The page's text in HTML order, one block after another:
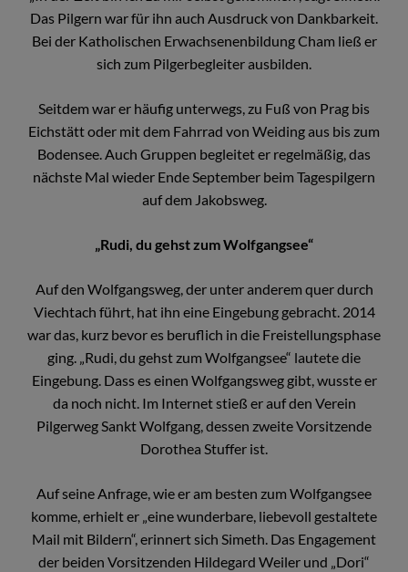
Das Pilgern war für ihn auch Ausdruck von Dankbarkeit.
Bei der Katholischen Erwachsenenbildung Cham ließ er
sich zum Pilgerbegleiter ausbilden.
Seitdem war er häufig unterwegs, zu Fuß von Prag bis
Eichstätt oder mit dem Fahrrad von Weiding aus bis zum
Bodensee. Auch Gruppen begleitet er regelmäßig, das
nächste Mal wieder Ende September beim Tagespilgern
auf dem Jakobsweg.
„Rudi, du gehst zum Wolfgangsee“
Auf den Wolfgangsweg, der unter anderem quer durch
Viechtach führt, hat ihn eine Eingebung gebracht. 2014
war das, kurz bevor es beruflich in die Freistellungsphase
ging. „Rudi, du gehst zum Wolfgangsee“ lautete die
Eingebung. Dass es einen Wolfgangsweg gibt, wusste er
da noch nicht. Im Internet stieß er auf den Verein
Pilgerweg Sankt Wolfgang, dessen zweite Vorsitzende
Dorothea Stuffer ist.
Auf seine Anfrage, wie er am besten zum Wolfgangsee
komme, erhielt er „eine wunderbare, liebevoll gestaltete
Mail mit Bildern“, erinnert sich Simeth. Das Engagement
der beiden Vorsitzenden Hildegard Weiler und „Dori“